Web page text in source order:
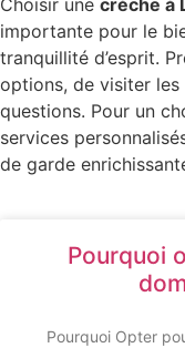
importante pour le
tranquillité d’esprit.
options, de visiter
questions. Pour un
services
de garde
Pourquoi
Pourquoi Opter